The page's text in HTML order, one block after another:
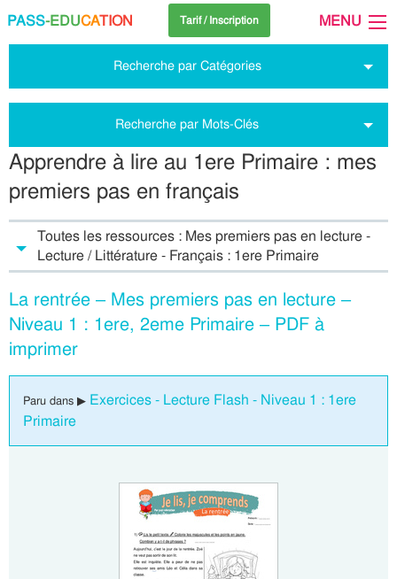
PASS-EDUCATION Tarif / Inscription MENU
Recherche par Catégories
Recherche par Mots-Clés
Apprendre à lire au 1ere Primaire : mes
premiers pas en français
Toutes les ressources : Mes premiers pas en lecture -
Lecture / Littérature - Français : 1ere Primaire
La rentrée – Mes premiers pas en lecture –
Niveau 1 : 1ere, 2eme Primaire – PDF à
imprimer
Paru dans ▶ Exercices - Lecture Flash - Niveau 1 : 1ere
Primaire